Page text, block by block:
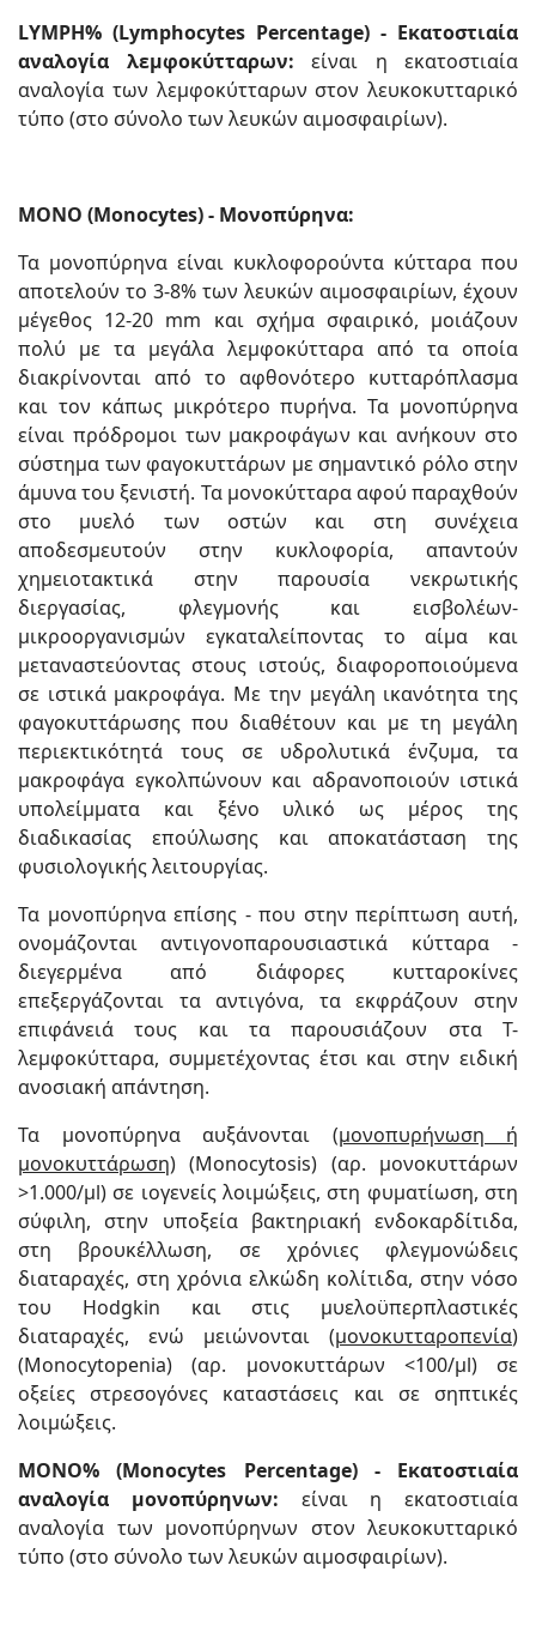
LYMPH% (Lymphocytes Percentage) - Εκατοστιαία
αναλογία λεμφοκύτταρων: είναι η εκατοστιαία
αναλογία των λεμφοκύτταρων στον λευκοκυτταρικό
τύπο (στο σύνολο των λευκών αιμοσφαιρίων).
MONO (Monocytes) - Μονοπύρηνα:
Τα μονοπύρηνα είναι κυκλοφορούντα κύτταρα που
αποτελούν το 3-8% των λευκών αιμοσφαιρίων, έχουν
μέγεθος 12-20 mm και σχήμα σφαιρικό, μοιάζουν
πολύ με τα μεγάλα λεμφοκύτταρα από τα οποία
διακρίνονται από το αφθονότερο κυτταρόπλασμα
και τον κάπως μικρότερο πυρήνα. Τα μονοπύρηνα
είναι πρόδρομοι των μακροφάγων και ανήκουν στο
σύστημα των φαγοκυττάρων με σημαντικό ρόλο στην
άμυνα του ξενιστή. Τα μονοκύτταρα αφού παραχθούν
στο μυελό των οστών και στη συνέχεια
αποδεσμευτούν στην κυκλοφορία, απαντούν
χημειοτακτικά στην παρουσία νεκρωτικής
διεργασίας, φλεγμονής και εισβολέων-
μικροοργανισμών εγκαταλείποντας το αίμα και
μεταναστεύοντας στους ιστούς, διαφοροποιούμενα
σε ιστικά μακροφάγα. Με την μεγάλη ικανότητα της
φαγοκυττάρωσης που διαθέτουν και με τη μεγάλη
περιεκτικότητά τους σε υδρολυτικά ένζυμα, τα
μακροφάγα εγκολπώνουν και αδρανοποιούν ιστικά
υπολείμματα και ξένο υλικό ως μέρος της
διαδικασίας επούλωσης και αποκατάσταση της
φυσιολογικής λειτουργίας.
Τα μονοπύρηνα επίσης - που στην περίπτωση αυτή,
ονομάζονται αντιγονοπαρουσιαστικά κύτταρα -
διεγερμένα από διάφορες κυτταροκίνες
επεξεργάζονται τα αντιγόνα, τα εκφράζουν στην
επιφάνειά τους και τα παρουσιάζουν στα Τ-
λεμφοκύτταρα, συμμετέχοντας έτσι και στην ειδική
ανοσιακή απάντηση.
Τα μονοπύρηνα αυξάνονται (μονοπυρήνωση ή
μονοκυττάρωση) (Monocytosis) (αρ. μονοκυττάρων
>1.000/μl) σε ιογενείς λοιμώξεις, στη φυματίωση, στη
σύφιλη, στην υποξεία βακτηριακή ενδοκαρδίτιδα,
στη βρουκέλλωση, σε χρόνιες φλεγμονώδεις
διαταραχές, στη χρόνια ελκώδη κολίτιδα, στην νόσο
του Hodgkin και στις μυελοϋπερπλαστικές
διαταραχές, ενώ μειώνονται (μονοκυτταροπενία)
(Monocytopenia) (αρ. μονοκυττάρων <100/μl) σε
οξείες στρεσογόνες καταστάσεις και σε σηπτικές
λοιμώξεις.
MONO% (Monocytes Percentage) - Εκατοστιαία
αναλογία μονοπύρηνων: είναι η εκατοστιαία
αναλογία των μονοπύρηνων στον λευκοκυτταρικό
τύπο (στο σύνολο των λευκών αιμοσφαιρίων).